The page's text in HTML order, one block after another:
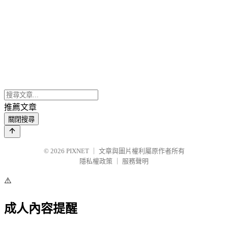
推薦文章
關閉搜尋
© 2026 PIXNET
文章與圖片權利屬原作者所有
隱私權政策
服務聲明
⚠️
成人內容提醒